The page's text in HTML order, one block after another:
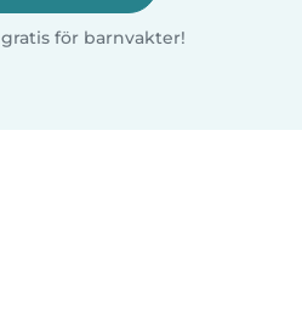
för barnvakter!